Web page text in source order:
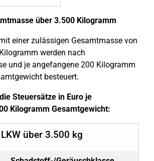
über 3.500 Kilogramm
einer zulässigen Gesamtmasse von
werden nach
und je angefangene 200 Kilogramm
besteuert.
Steuersätze in Euro je
Kilogramm Gesamtgewicht:
LKW über 3.500 kg